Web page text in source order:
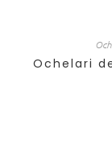
Ochelari